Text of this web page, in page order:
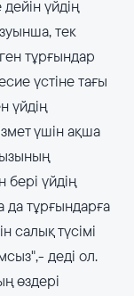
дейін үйдің
тек
тұрғындар
үстіне тағы
үйдің
үшін ақша
үйдің
да тұрғындарға
салық түсімі
деді ол.
өздері